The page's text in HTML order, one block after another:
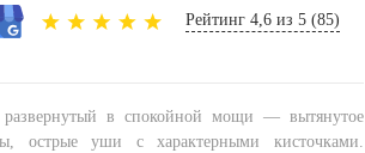
Рейтинг 4,6 из 5 (85)
в спокойной мощи — вытянутое
острые уши с характерными кисточками.